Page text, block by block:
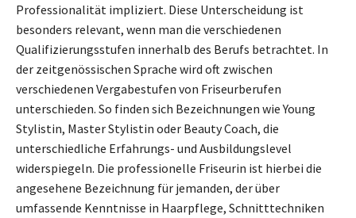
Professionalität impliziert. Diese Unterscheidung ist
besonders relevant, wenn man die verschiedenen
Qualifizierungsstufen innerhalb des Berufs betrachtet. In
der zeitgenössischen Sprache wird oft zwischen
verschiedenen Vergabestufen von Friseurberufen
unterschieden. So finden sich Bezeichnungen wie Young
Stylistin, Master Stylistin oder Beauty Coach, die
unterschiedliche Erfahrungs- und Ausbildungslevel
widerspiegeln. Die professionelle Friseurin ist hierbei die
angesehene Bezeichnung für jemanden, der über
umfassende Kenntnisse in Haarpflege, Schnitttechniken